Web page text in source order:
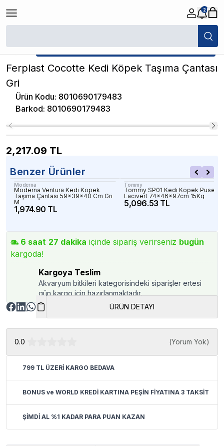
2
/ Ferplast Cocotte Kedi Köpek Taşıma
★ Atakan Petshop, Ferplast yetkili satıcısıdır.
Ferplast Cocotte Kedi Köpek Taşıma Çantası
Gri
Ürün Kodu: 8010690179483
Barkod: 8010690179483
2,217.09 TL
Benzer Ürünler
Moderna
Moderna Ventura Kedi Köpek
Taşıma Çantası 59x39x40 Cm Gri
M
1,974.90 TL
Tommy
Tommy SP01 Kedi Köpek Puseti
Lacivert 74x46x97cm 15Kg
5,096.53 TL
6 saat 27 dakika içinde sipariş verirseniz bugün
kargoda!
Kargoya Teslim
Akvaryum bitkileri kategorisindeki siparişler ertesi
gün kargo için hazırlanmaktadır.
ÜRÜN DETAYI
0.0 (Yorum Yok)
799 TL ÜZERİ KARGO BEDAVA
BONUS ve WORLD KREDİ KARTINA PEŞİN FİYATINA 3 TAKSİT
ŞİMDİ AL %1 KADAR PARA PUAN KAZAN